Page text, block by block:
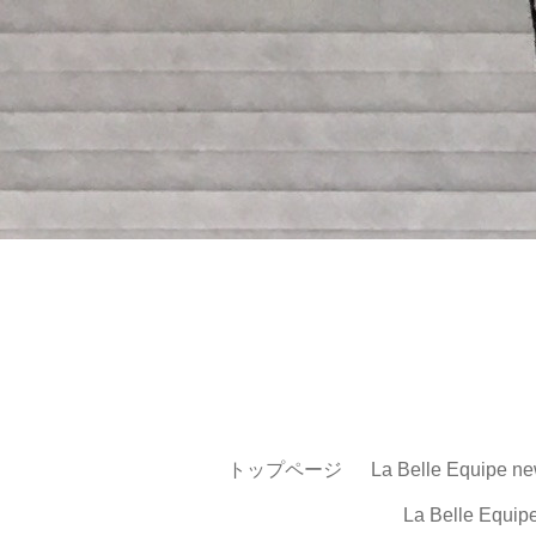
トップページ La Belle Equipe
La Belle